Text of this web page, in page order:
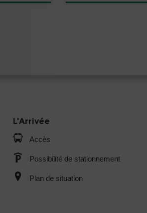
L'Arrivée
Accès
Possibilité de stationnement
Plan de situation